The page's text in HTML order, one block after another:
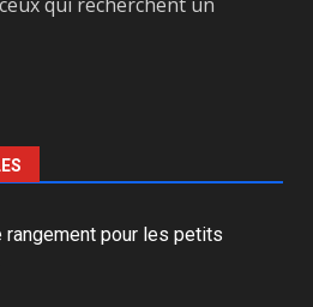
rangement pour les petits